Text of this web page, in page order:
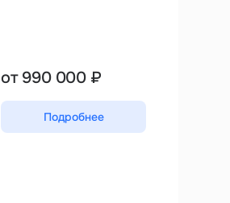
от 990 000 ₽
Подробнее